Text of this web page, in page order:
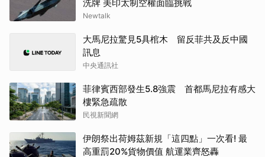
洗牌 美印太制空權面臨挑戰
Newtalk
大馬尼拉驚見5具棺木 留反菲共及反中國
訊息
中央通訊社
菲律賓西部發生5.8強震 首都馬尼拉有感大
樓緊急疏散
民視新聞網
伊朗祭出荷姆茲新規「這四點」一次看! 最
高重罰20%貨物價值 航運業齊怒轟